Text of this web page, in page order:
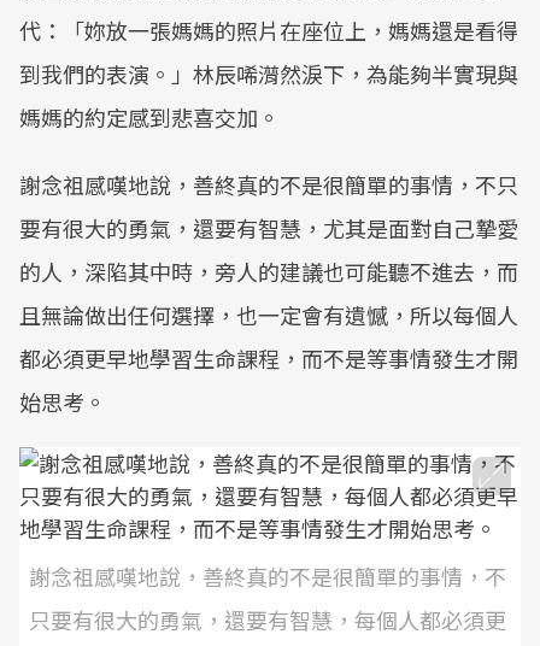
代：「妳放一張媽媽的照片在座位上，媽媽還是看得
到我們的表演。」林辰唏潸然淚下，為能夠半實現與
媽媽的約定感到悲喜交加。
謝念祖感嘆地說，善終真的不是很簡單的事情，不只
要有很大的勇氣，還要有智慧，尤其是面對自己摯愛
的人，深陷其中時，旁人的建議也可能聽不進去，而
且無論做出任何選擇，也一定會有遺憾，所以每個人
都必須更早地學習生命課程，而不是等事情發生才開
始思考。
謝念祖感嘆地說，善終真的不是很簡單的事情，不
只要有很大的勇氣，還要有智慧，每個人都必須更